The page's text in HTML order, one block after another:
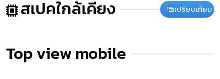
สเปคใกล้เคียง เปรียบเทียบ
Top view mobile